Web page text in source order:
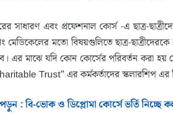
সাধারণ এবং প্রফেশনাল কোর্স -এ ছাত্র-
মেডিকেলের মতো বিষয়গুলিতে ছাত্র-
এর মাঝে যদি কোন কোর্সের পরিবর্তন করা
Trust” এর কর্মকর্তাদের স্কলারশিপ এর
: বি-ভোক ও ডিপ্লোমা কোর্সে ভর্তি